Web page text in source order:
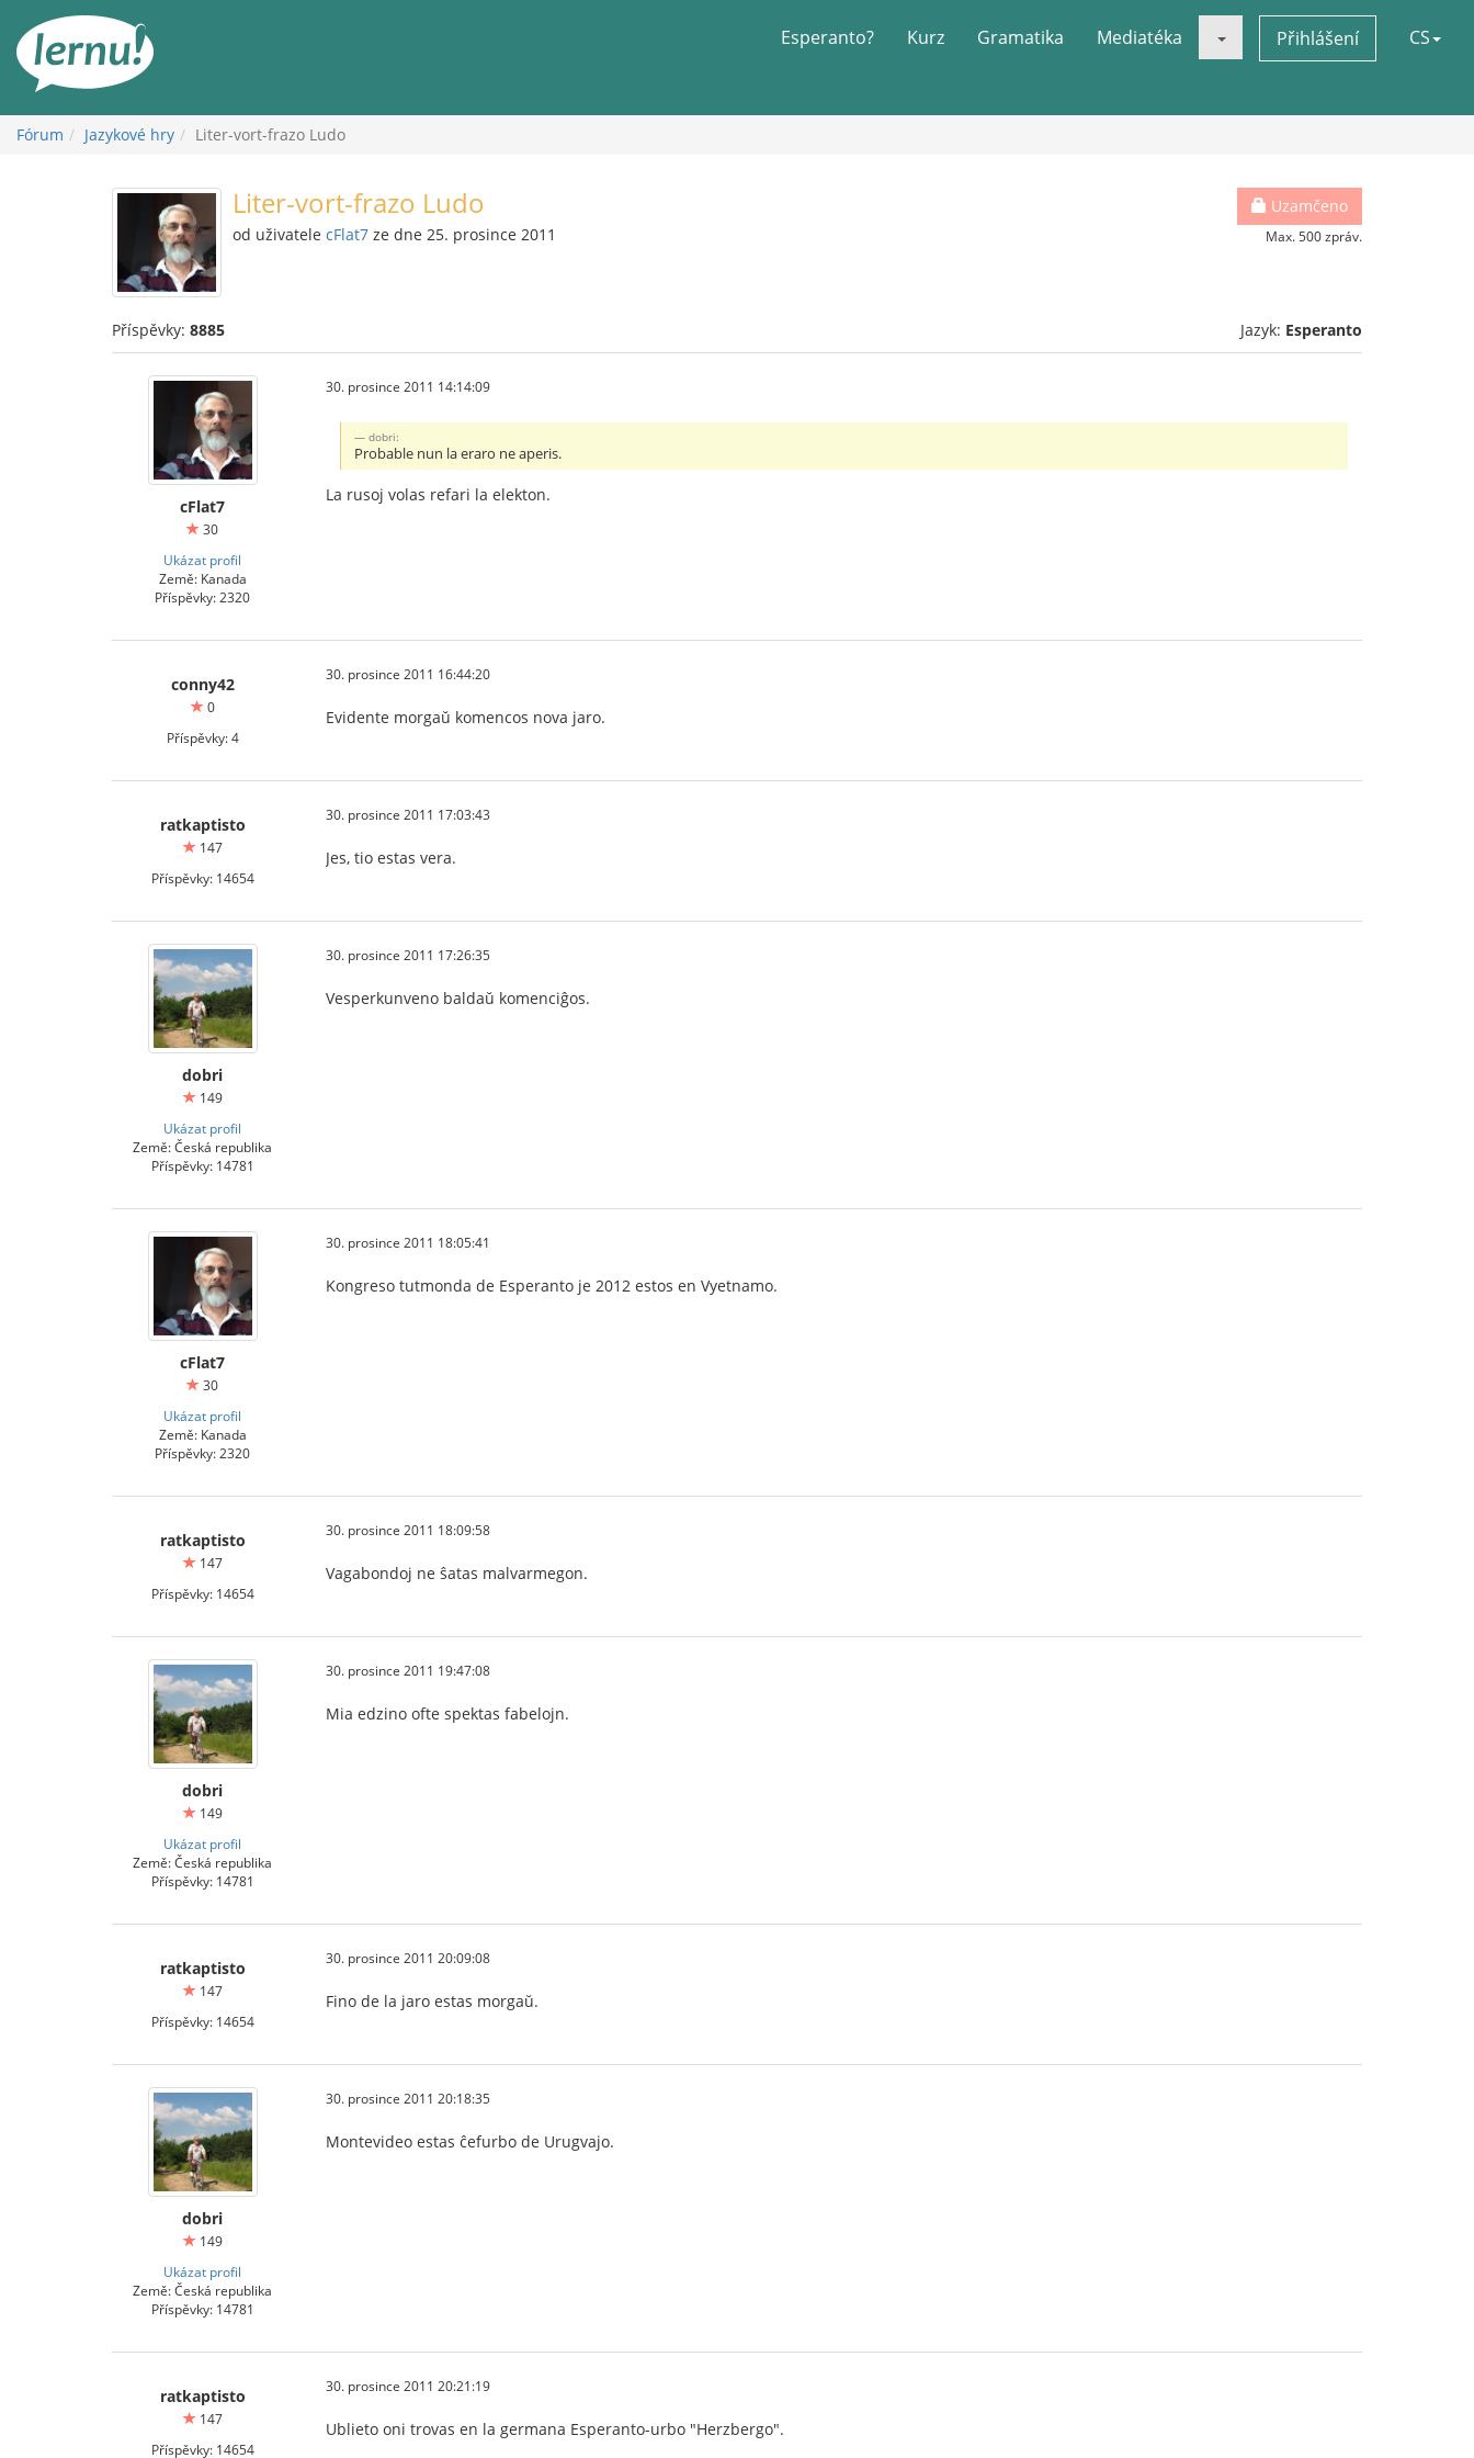
obsahu
Esperanto? Kurz Gramatika Mediatéka Přihlášení CS
Fórum Jazykové hry Liter-vort-frazo Ludo
Uzamčeno
Max. 500 zpráv.
Liter-vort-frazo Ludo
od uživatele cFlat7 ze dne 25. prosince 2011
Příspěvky: 8885 Jazyk: Esperanto
cFlat7
30
Ukázat profil
Země: Kanada
Příspěvky: 2320
30. prosince 2011 14:14:09
dobri:
Probable nun la eraro ne aperis.
La rusoj volas refari la elekton.
conny42
0
Příspěvky: 4
30. prosince 2011 16:44:20
Evidente morgaŭ komencos nova jaro.
ratkaptisto
147
Příspěvky: 14654
30. prosince 2011 17:03:43
Jes, tio estas vera.
dobri
149
Ukázat profil
Země: Česká republika
Příspěvky: 14781
30. prosince 2011 17:26:35
Vesperkunveno baldaŭ komenciĝos.
cFlat7
30
Ukázat profil
Země: Kanada
Příspěvky: 2320
30. prosince 2011 18:05:41
Kongreso tutmonda de Esperanto je 2012 estos en Vyetnamo.
ratkaptisto
147
Příspěvky: 14654
30. prosince 2011 18:09:58
Vagabondoj ne ŝatas malvarmegon.
dobri
149
Ukázat profil
Země: Česká republika
Příspěvky: 14781
30. prosince 2011 19:47:08
Mia edzino ofte spektas fabelojn.
ratkaptisto
147
Příspěvky: 14654
30. prosince 2011 20:09:08
Fino de la jaro estas morgaŭ.
dobri
149
Ukázat profil
Země: Česká republika
Příspěvky: 14781
30. prosince 2011 20:18:35
Montevideo estas ĉefurbo de Urugvajo.
ratkaptisto
147
Příspěvky: 14654
30. prosince 2011 20:21:19
Ublieto oni trovas en la germana Esperanto-urbo "Herzbergo".